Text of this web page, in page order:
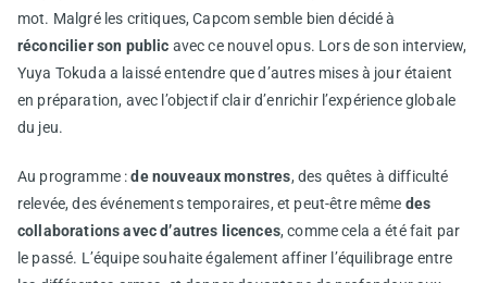
mot. Malgré les critiques, Capcom semble bien décidé à
réconcilier son public avec ce nouvel opus. Lors de son interview,
Yuya Tokuda a laissé entendre que d’autres mises à jour étaient
en préparation, avec l’objectif clair d’enrichir l’expérience globale
du jeu.
Au programme :de nouveaux monstres, des quêtes à difficulté
relevée, des événements temporaires, et peut-être même des
collaborations avec d’autres licences, comme cela a été fait par
le passé. L’équipe souhaite également affiner l’équilibrage entre